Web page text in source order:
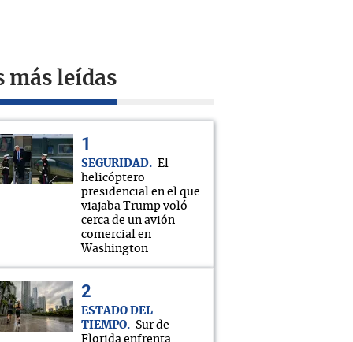
más leídas
SEGURIDAD
El
helicóptero
presidencial en el que
viajaba Trump voló
cerca de un avión
comercial en
Washington
ESTADO DEL
TIEMPO
Sur de
Florida enfrenta